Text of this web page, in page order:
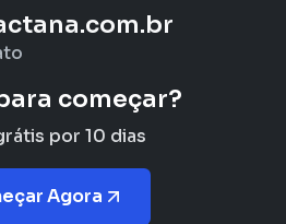
começar?
por 10 dias
Agora